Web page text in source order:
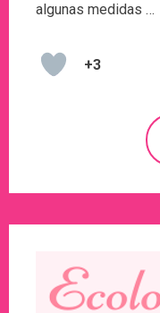
algunas medidas …
+3